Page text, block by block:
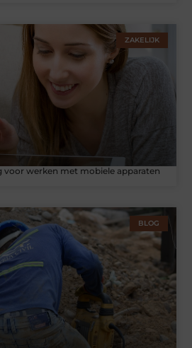
ZAKELIJK
voor werken met mobiele apparaten
BLOG